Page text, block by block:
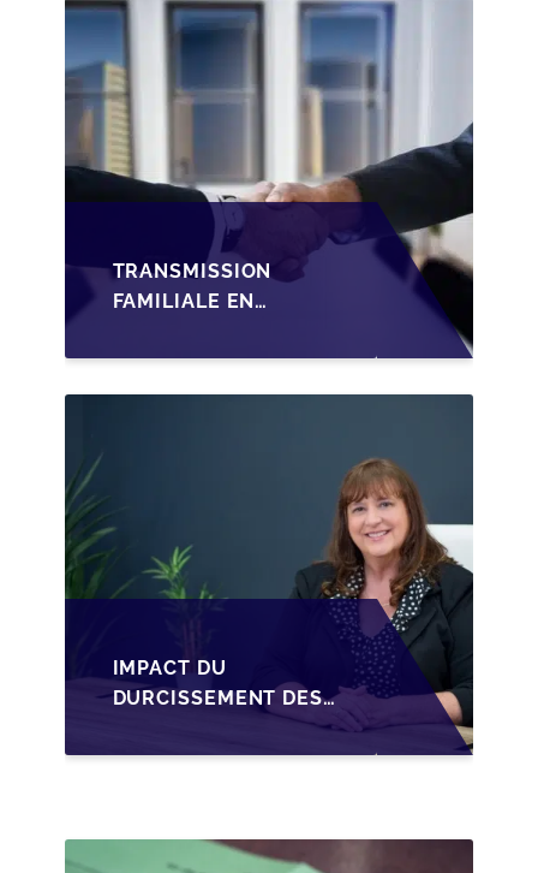
TRANSMISSION
FAMILIALE EN
STRUCTURER LA
CESSION DES PARTS
IMPACT DU
DURCISSEMENT DES
CRÉDIT SUR LA